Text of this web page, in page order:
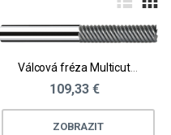
Válcová fréza MulticutXF
109,33 €
ZOBRAZIT